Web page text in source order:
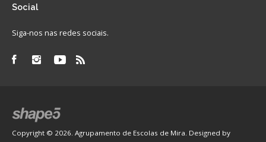
Social
Siga-nos nas redes sociais.
Copyright © 2026. Agrupamento de Escolas de Mira. Designed by